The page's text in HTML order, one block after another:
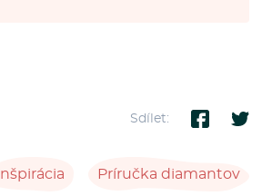
Sdílet:
Inšpirácia Príručka diamantov